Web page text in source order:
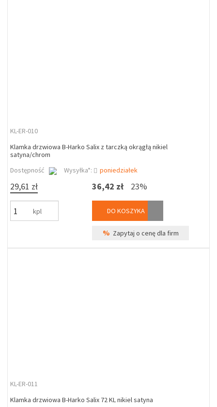
KL-ER-010
Klamka drzwiowa B-Harko Salix z tarczką okrągłą nikiel
satyna/chrom
Dostępność
Wysyłka*: poniedziałek
29,61 zł
kpl
36,42 zł 23%
DO KOSZYKA
% Zapytaj o cenę dla firm
KL-ER-011
Klamka drzwiowa B-Harko Salix 72 KL nikiel satyna